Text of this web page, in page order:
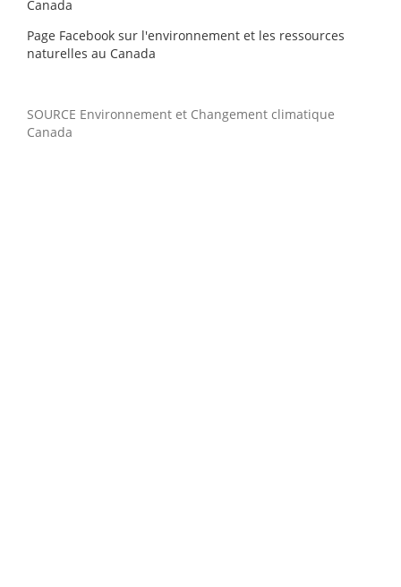
Canada
Page Facebook sur l'environnement et les ressources
naturelles au Canada
SOURCE Environnement et Changement climatique
Canada